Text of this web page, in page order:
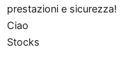
prestazioni e sicurezza!
Ciao
Stocks